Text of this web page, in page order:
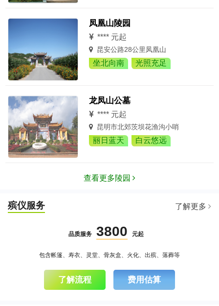
凤凰山陵园
**** 元起
昆安公路28公里凤凰山
坐北向南 光照充足
龙凤山公墓
**** 元起
昆明市北郊茨坝花渔沟小哨
丽日蓝天 白云悠远
查看更多陵园
殡仪服务 了解更多
品质服务 3800 元起
包含帐篷、寿衣、灵堂、骨灰盒、火化、出殡、落葬等
了解流程 费用估算